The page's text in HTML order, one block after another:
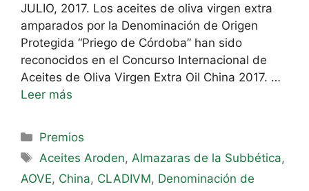
JULIO, 2017. Los aceites de oliva virgen extra
amparados por la Denominación de Origen
Protegida “Priego de Córdoba” han sido
reconocidos en el Concurso Internacional de
Aceites de Oliva Virgen Extra Oil China 2017. …
Leer más
Premios
Aceites Aroden, Almazaras de la Subbética,
AOVE, China, CLADIVM, Denominación de